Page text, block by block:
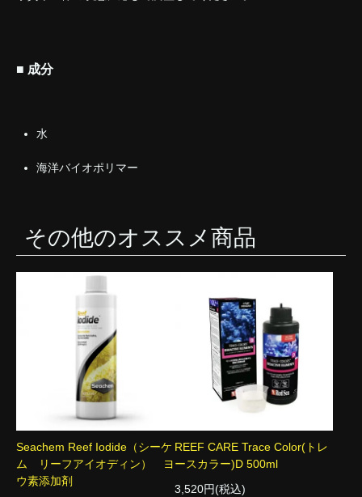
■ 成分
水
海洋バイオポリマー
その他のオススメ商品
Seachem Reef Iodide（シーケ
ム リーフアイオディン） ヨ
ウ素添加剤
REEF CARE Trace Color(トレ
ースカラー)D 500ml
3,520円(税込)